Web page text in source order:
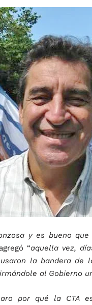
y es bueno
“aquella vez,
la bandera de
al Gobierno
por qué la CTA